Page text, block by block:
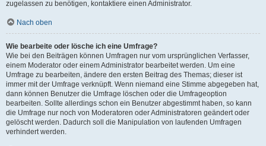
zugelassen zu benötigen, kontaktiere einen Administrator.
Nach oben
Wie bearbeite oder lösche ich eine Umfrage?
Wie bei den Beiträgen können Umfragen nur vom ursprünglichen Verfasser,
einem Moderator oder einem Administrator bearbeitet werden. Um eine
Umfrage zu bearbeiten, ändere den ersten Beitrag des Themas; dieser ist
immer mit der Umfrage verknüpft. Wenn niemand eine Stimme abgegeben hat,
dann können Benutzer die Umfrage löschen oder die Umfrageoption
bearbeiten. Sollte allerdings schon ein Benutzer abgestimmt haben, so kann
die Umfrage nur noch von Moderatoren oder Administratoren geändert oder
gelöscht werden. Dadurch soll die Manipulation von laufenden Umfragen
verhindert werden.